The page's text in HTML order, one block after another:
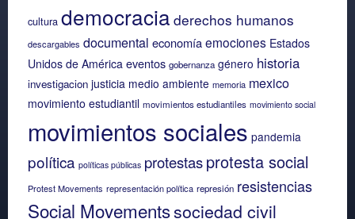
cultura democracia derechos humanos
descargables documental economíaemociones Estados
Unidos de América eventos gobernanza género historia
investigacion justicia medio ambiente memoria mexico
movimiento estudiantil movimientos estudiantiles movimiento social
movimientos sociales pandemia
política políticas públicas protestasprotesta social
Protest Movements representación política represión resistencias
Social Movementssociedad civil